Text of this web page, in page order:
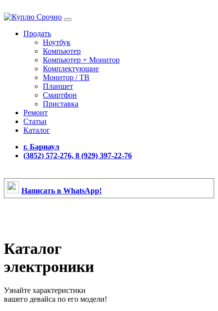
Продать
Ноутбук
Компьютер
Компьютер + Монитор
Комплектующие
Монитор / ТВ
Планшет
Смартфон
Приставка
Ремонт
Статьи
Каталог
г. Барнаул
(3852) 572-276, 8 (929) 397-22-76
Написать в WhatsApp!
Каталог
электроники
Узнайте характеристики
вашего девайса по его модели!